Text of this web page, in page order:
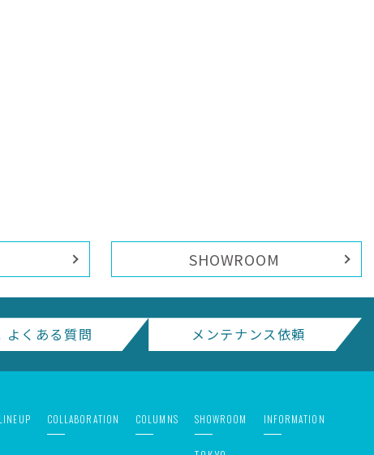
SHOWROOM
よくある質問 メンテナンス依頼
COLLABORATION COLUMNS SHOWROOM INFORMATION